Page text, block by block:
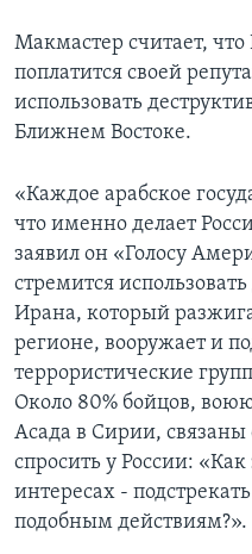
Макмастер считает,
поплатится своей
использовать
Ближнем Востоке.
«Каждое арабское
что именно делает
заявил он «Голосу
стремится
Ирана, который
регионе, вооружает и
террористические
Около 80% бойцов,
Асада в Сирии,
спросить у России:
интересах -
подобным действиям?».